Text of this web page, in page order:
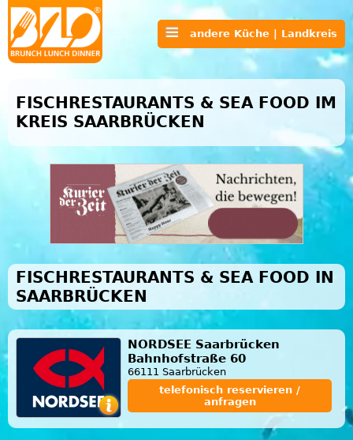
andere Küche | Landkreis
FISCHRESTAURANTS & SEA FOOD IM
KREIS SAARBRÜCKEN
FISCHRESTAURANTS & SEA FOOD IN
SAARBRÜCKEN
NORDSEE Saarbrücken
Bahnhofstraße 60
66111 Saarbrücken
telefonisch reservieren /
anfragen